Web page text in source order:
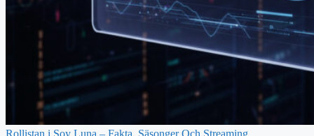
Rollistan i Soy Luna – Fakta, Säsonger Och Streaming